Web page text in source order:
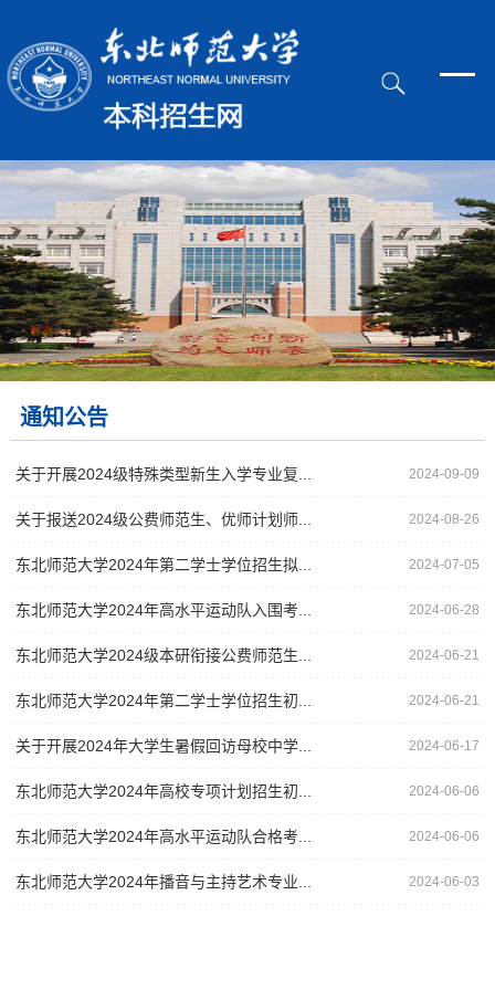
通知公告
关于开展2024级特殊类型新生入学专业复... 2024-09-09
关于报送2024级公费师范生、优师计划师... 2024-08-26
东北师范大学2024年第二学士学位招生拟... 2024-07-05
东北师范大学2024年高水平运动队入围考... 2024-06-28
东北师范大学2024级本研衔接公费师范生... 2024-06-21
东北师范大学2024年第二学士学位招生初... 2024-06-21
关于开展2024年大学生暑假回访母校中学... 2024-06-17
东北师范大学2024年高校专项计划招生初... 2024-06-06
东北师范大学2024年高水平运动队合格考... 2024-06-06
东北师范大学2024年播音与主持艺术专业... 2024-06-03